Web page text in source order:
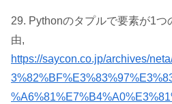
29. Pythonのタプルで要素が1つ
由,
https://saycon.co.jp/archives/